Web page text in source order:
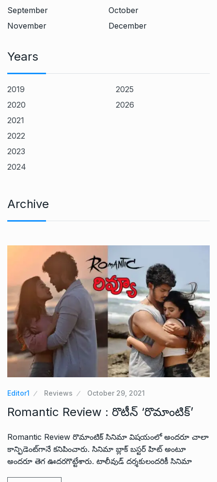
September
October
November
December
Years
2019
2020
2021
2022
2023
2024
2025
2026
Archive
Editor1 Reviews October 29, 2021
Romantic Review : రొటీన్ ‘రొమాంటిక్’
Romantic Review రొమాంటిక్ సినిమా విషయంలో అందరూ చాలా
కాన్ఫిడెంట్‌గానే కనిపించారు. సినిమా బ్లాక్ బస్టర్ హిట్ అంటూ
అందరూ తెగ ఊదరగొట్టేశారు. టాలీవుడ్ దర్శకులందరికీ సినిమా